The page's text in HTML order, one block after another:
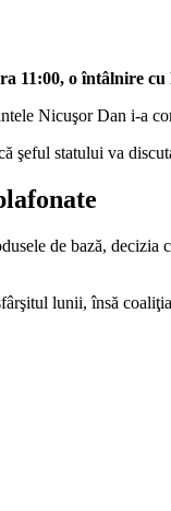
11:00, o întâlnire
Nicuşor Dan i-a
şeful statului va
de bază,
lunii, însă